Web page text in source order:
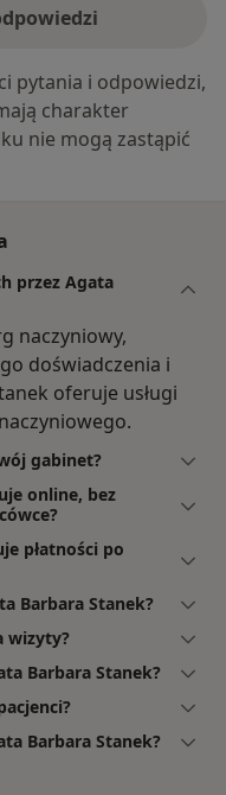
pytania i odpowiedzi,
charakter
nie mogą zastąpić
przez Agata
naczyniowy,
doświadczenia i
oferuje usługi
gabinet?
online, bez
płatności po
Barbara Stanek?
wizyty?
Barbara Stanek?
Barbara Stanek?